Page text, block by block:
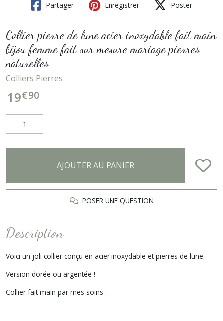
Partager Enregistrer Poster
Collier pierre de lune acier inoxydable fait main
bijou femme fait sur mesure mariage pierres
naturelles
Colliers Pierres
19€90
AJOUTER AU PANIER
POSER UNE QUESTION
Description
Voici un joli collier conçu en acier inoxydable et pierres de lune.
Version dorée ou argentée !
Collier fait main par mes soins .